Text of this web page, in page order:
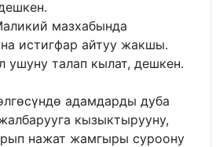
мазхабында
истигфар айтуу жакшы.
ушуну талап кылат, дешкен.
адамдарды дуба
кызыктырууну,
нажат жамгыры суроону